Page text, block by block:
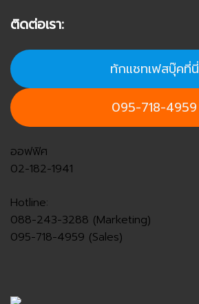
ติดต่อเรา:
ทักแชทเฟสบุ๊คที่นี่
095-718-4959
ออฟฟิศ
02-182-1941
Hotline:
088-243-3288 (Marketing)
095-718-4959 (Sales)